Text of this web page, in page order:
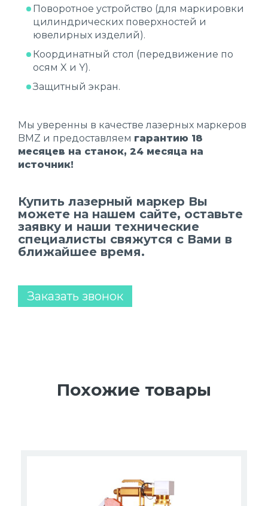
Поворотное устройство (для маркировки
цилиндрических поверхностей и
ювелирных изделий).
Координатный стол (передвижение по
осям X и Y).
Защитный экран.
Мы уверенны в качестве лазерных маркеров
BMZ и предоставляем гарантию 18
месяцев на станок, 24 месяца на
источник!
Купить лазерный маркер Вы
можете на нашем сайте, оставьте
заявку и наши технические
специалисты свяжутся с Вами в
ближайшее время.
Заказать звонок
Похожие товары